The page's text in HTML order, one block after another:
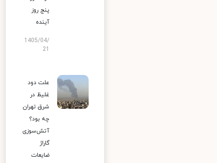
پنج روز
آینده
1405/04/
علت دود
غلیظ در
شرق تهران
چه بود؟
آتش‌سوزی
گاراژ
ضایعات